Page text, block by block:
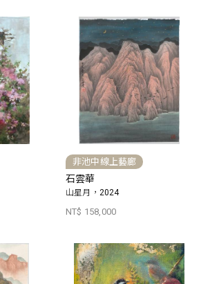
非池中線上藝廊
石雲華
山星月，2024
NT$ 158,000